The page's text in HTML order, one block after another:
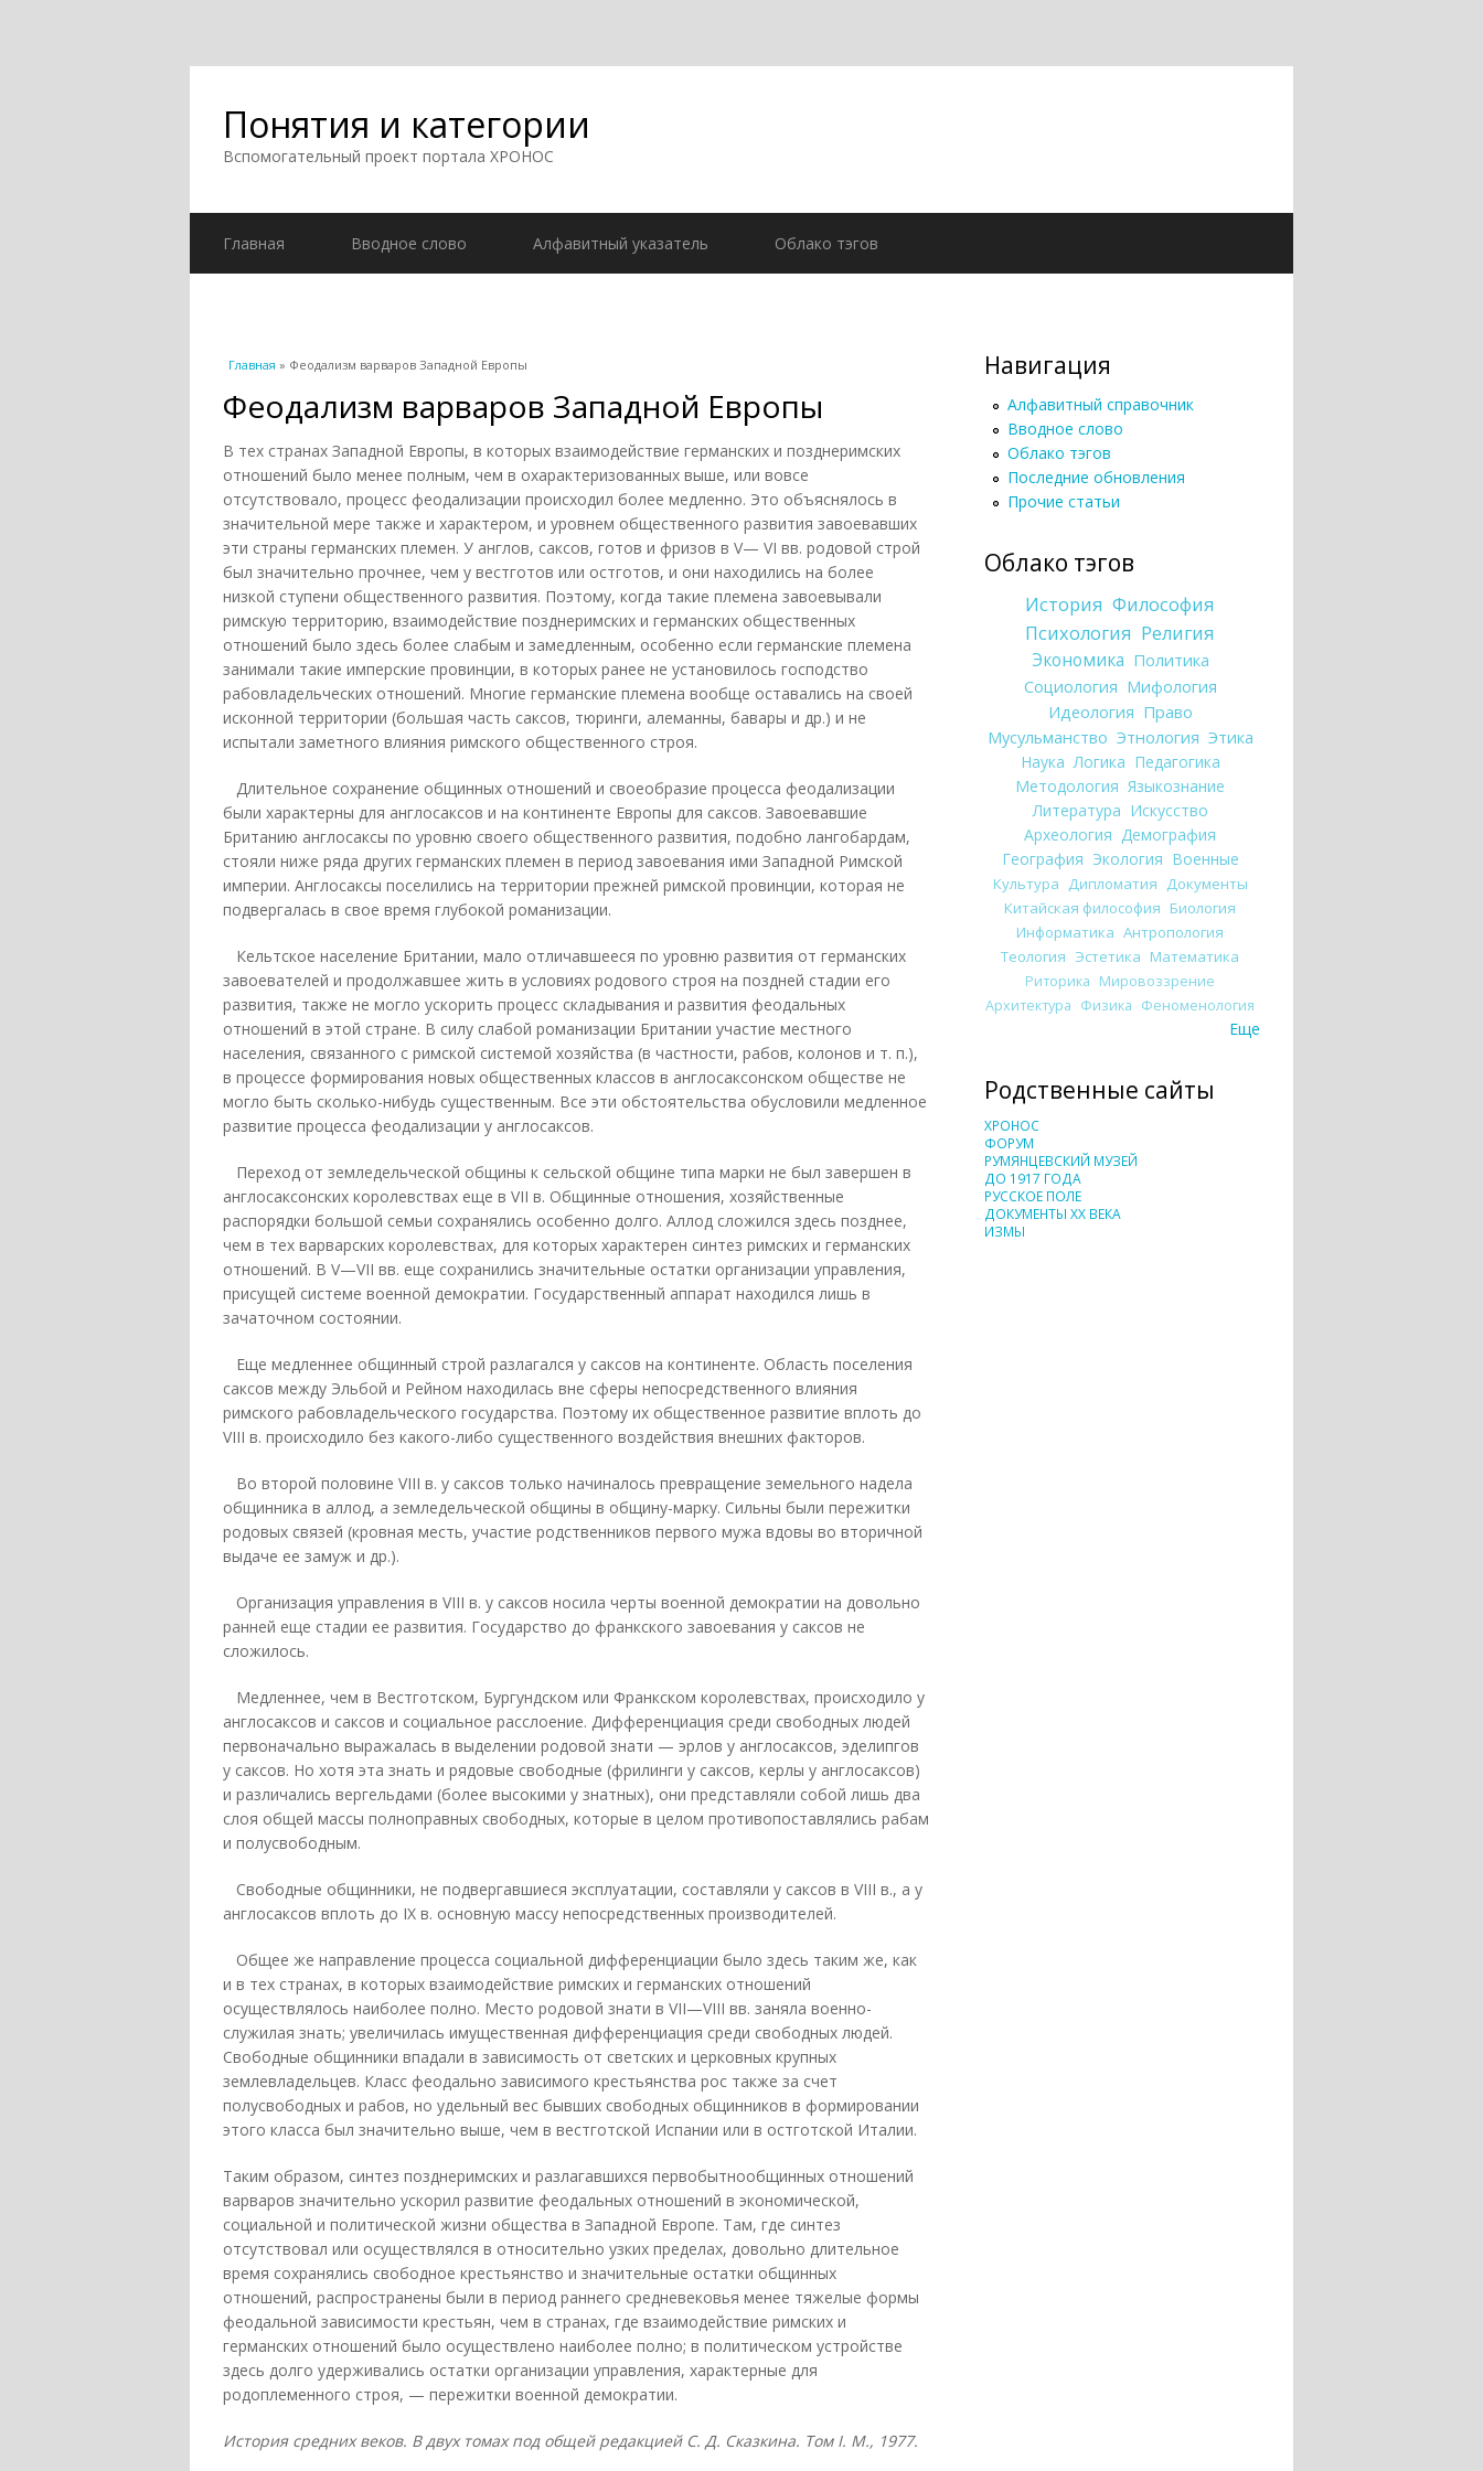
Понятия и категории
Вспомогательный проект портала ХРОНОС
Главная Вводное слово Алфавитный указатель Облако тэгов
Вы здесь
Главная » Феодализм варваров Западной Европы
Феодализм варваров Западной Европы
В тех странах Западной Европы, в которых взаимодействие германских и позднеримских
отношений было менее полным, чем в охарактеризованных выше, или вовсе
отсутствовало, процесс феодализации происходил более медленно. Это объяснялось в
значительной мере также и характером, и уровнем общественного развития завоевавших
эти страны германских племен. У англов, саксов, готов и фризов в V— VI вв. родовой строй
был значительно прочнее, чем у вестготов или остготов, и они находились на более
низкой ступени общественного развития. Поэтому, когда такие племена завоевывали
римскую территорию, взаимодействие позднеримских и германских общественных
отношений было здесь более слабым и замедленным, особенно если германские племена
занимали такие имперские провинции, в которых ранее не установилось господство
рабовладельческих отношений. Многие германские племена вообще оставались на своей
исконной территории (большая часть саксов, тюринги, алеманны, бавары и др.) и не
испытали заметного влияния римского общественного строя.
Длительное сохранение общинных отношений и своеобразие процесса феодализации
были характерны для англосаксов и на континенте Европы для саксов. Завоевавшие
Британию англосаксы по уровню своего общественного развития, подобно лангобардам,
стояли ниже ряда других германских племен в период завоевания ими Западной Римской
империи. Англосаксы поселились на территории прежней римской провинции, которая не
подвергалась в свое время глубокой романизации.
Кельтское население Британии, мало отличавшееся по уровню развития от германских
завоевателей и продолжавшее жить в условиях родового строя на поздней стадии его
развития, также не могло ускорить процесс складывания и развития феодальных
отношений в этой стране. В силу слабой романизации Британии участие местного
населения, связанного с римской системой хозяйства (в частности, рабов, колонов и т. п.),
в процессе формирования новых общественных классов в англосаксонском обществе не
могло быть сколько-нибудь существенным. Все эти обстоятельства обусловили медленное
развитие процесса феодализации у англосаксов.
Переход от земледельческой общины к сельской общине типа марки не был завершен в
англосаксонских королевствах еще в VII в. Общинные отношения, хозяйственные
распорядки большой семьи сохранялись особенно долго. Аллод сложился здесь позднее,
чем в тех варварских королевствах, для которых характерен синтез римских и германских
отношений. В V—VII вв. еще сохранились значительные остатки организации управления,
присущей системе военной демократии. Государственный аппарат находился лишь в
зачаточном состоянии.
Еще медленнее общинный строй разлагался у саксов на континенте. Область поселения
саксов между Эльбой и Рейном находилась вне сферы непосредственного влияния
римского рабовладельческого государства. Поэтому их общественное развитие вплоть до
VIII в. происходило без какого-либо существенного воздействия внешних факторов.
Во второй половине VIII в. у саксов только начиналось превращение земельного надела
общинника в аллод, а земледельческой общины в общину-марку. Сильны были пережитки
родовых связей (кровная месть, участие родственников первого мужа вдовы во вторичной
выдаче ее замуж и др.).
Организация управления в VIII в. у саксов носила черты военной демократии на довольно
ранней еще стадии ее развития. Государство до франкского завоевания у саксов не
сложилось.
Медленнее, чем в Вестготском, Бургундском или Франкском королевствах, происходило у
англосаксов и саксов и социальное расслоение. Дифференциация среди свободных людей
первоначально выражалась в выделении родовой знати — эрлов у англосаксов, эделипгов
у саксов. Но хотя эта знать и рядовые свободные (фрилинги у саксов, керлы у англосаксов)
и различались вергельдами (более высокими у знатных), они представляли собой лишь два
слоя общей массы полноправных свободных, которые в целом противопоставлялись рабам
и полусвободным.
Свободные общинники, не подвергавшиеся эксплуатации, составляли у саксов в VIII в., а у
англосаксов вплоть до IX в. основную массу непосредственных производителей.
Общее же направление процесса социальной дифференциации было здесь таким же, как
и в тех странах, в которых взаимодействие римских и германских отношений
осуществлялось наиболее полно. Место родовой знати в VII—VIII вв. заняла военно-
служилая знать; увеличилась имущественная дифференциация среди свободных людей.
Свободные общинники впадали в зависимость от светских и церковных крупных
землевладельцев. Класс феодально зависимого крестьянства рос также за счет
полусвободных и рабов, но удельный вес бывших свободных общинников в формировании
этого класса был значительно выше, чем в вестготской Испании или в остготской Италии.
Таким образом, синтез позднеримских и разлагавшихся первобытнообщинных отношений
варваров значительно ускорил развитие феодальных отношений в экономической,
социальной и политической жизни общества в Западной Европе. Там, где синтез
отсутствовал или осуществлялся в относительно узких пределах, довольно длительное
время сохранялись свободное крестьянство и значительные остатки общинных
отношений, распространены были в период раннего средневековья менее тяжелые формы
феодальной зависимости крестьян, чем в странах, где взаимодействие римских и
германских отношений было осуществлено наиболее полно; в политическом устройстве
здесь долго удерживались остатки организации управления, характерные для
родоплеменного строя, — пережитки военной демократии.
История средних веков. В двух томах под общей редакцией С. Д. Сказкина. Том I. М., 1977.
Навигация
Алфавитный справочник
Вводное слово
Облако тэгов
Последние обновления
Прочие статьи
Облако тэгов
История Философия
Психология Религия
Экономика Политика
Социология Мифология
Идеология Право
Мусульманство Этнология Этика
Наука Логика Педагогика
Методология Языкознание
Литература Искусство
Археология Демография
География Экология Военные
Культура Дипломатия Документы
Китайская философия Биология
Информатика Антропология
Теология Эстетика Математика
Риторика Мировоззрение
Архитектура Физика Феноменология
Еще
Родственные сайты
ХРОНОС
ФОРУМ
РУМЯНЦЕВСКИЙ МУЗЕЙ
ДО 1917 ГОДА
РУССКОЕ ПОЛЕ
ДОКУМЕНТЫ XX ВЕКА
ИЗМЫ